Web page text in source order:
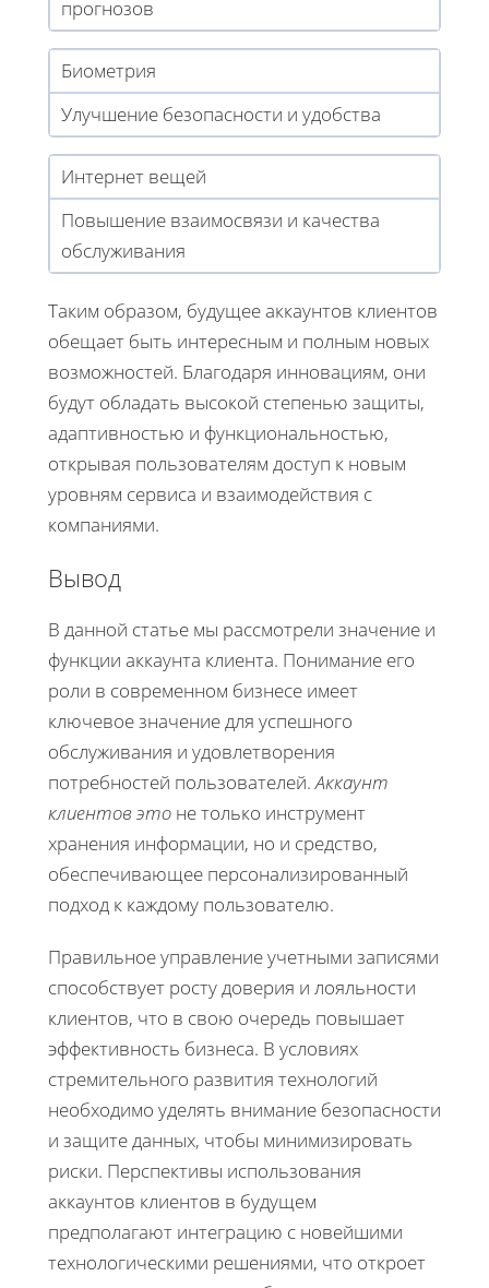
прогнозов
Биометрия
Улучшение безопасности и удобства
Интернет вещей
Повышение взаимосвязи и качества
обслуживания
Таким образом, будущее аккаунтов клиентов
обещает быть интересным и полным новых
возможностей. Благодаря инновациям, они
будут обладать высокой степенью защиты,
адаптивностью и функциональностью,
открывая пользователям доступ к новым
уровням сервиса и взаимодействия с
компаниями.
Вывод
В данной статье мы рассмотрели значение и
функции аккаунта клиента. Понимание его
роли в современном бизнесе имеет
ключевое значение для успешного
обслуживания и удовлетворения
потребностей пользователей.Аккаунт
клиентов это не только инструмент
хранения информации, но и средство,
обеспечивающее персонализированный
подход к каждому пользователю.
Правильное управление учетными записями
способствует росту доверия и лояльности
клиентов, что в свою очередь повышает
эффективность бизнеса. В условиях
стремительного развития технологий
необходимо уделять внимание безопасности
и защите данных, чтобы минимизировать
риски. Перспективы использования
аккаунтов клиентов в будущем
предполагают интеграцию с новейшими
технологическими решениями, что откроет